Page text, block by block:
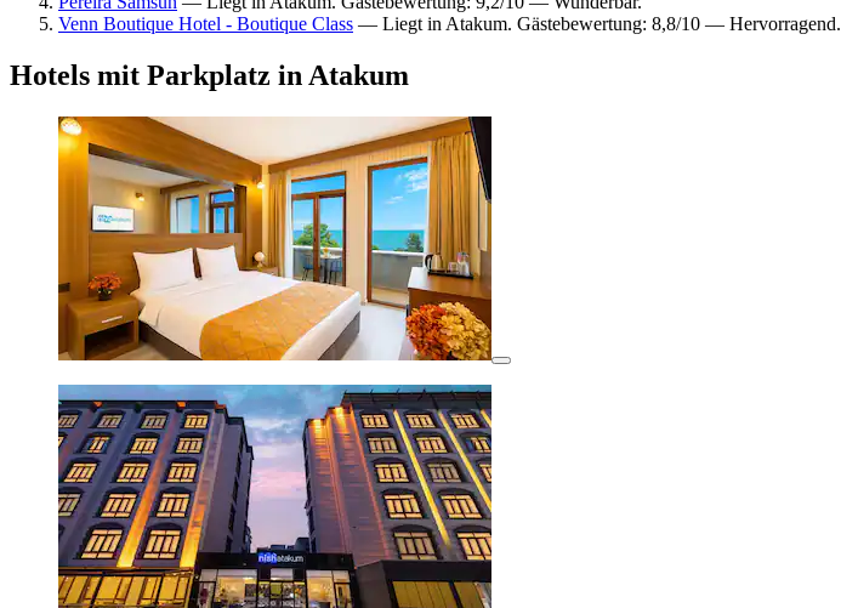
Venn Boutique Hotel - Boutique Class — Liegt in Atakum. Gästebewertung: 8,8/10 — Hervorragend.
Hotels mit Parkplatz in Atakum